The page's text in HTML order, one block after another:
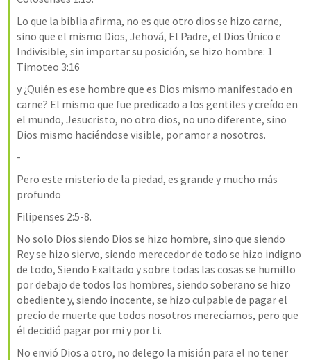
Lo que la biblia afirma, no es que otro dios se hizo carne,
sino que el mismo Dios, Jehová, El Padre, el Dios Único e
Indivisible, sin importar su posición, se hizo hombre: 1
Timoteo 3:16
y ¿Quién es ese hombre que es Dios mismo manifestado en
carne? El mismo que fue predicado a los gentiles y creído en
el mundo, Jesucristo, no otro dios, no uno diferente, sino
Dios mismo haciéndose visible, por amor a nosotros.
-
Pero este misterio de la piedad, es grande y mucho más
profundo
Filipenses 2:5-8.
No solo Dios siendo Dios se hizo hombre, sino que siendo
Rey se hizo siervo, siendo merecedor de todo se hizo indigno
de todo, Siendo Exaltado y sobre todas las cosas se humillo
por debajo de todos los hombres, siendo soberano se hizo
obediente y, siendo inocente, se hizo culpable de pagar el
precio de muerte que todos nosotros merecíamos, pero que
él decidió pagar por mi y por ti.
No envió Dios a otro, no delego la misión para el no tener